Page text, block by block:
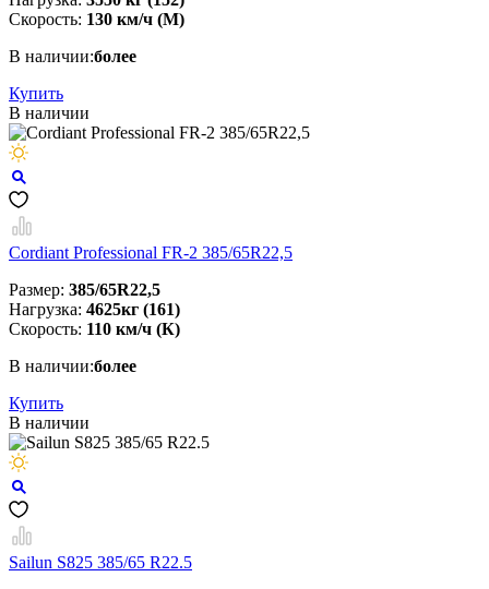
Скорость: 130 км/ч (М)
В наличии:более
Купить
В наличии
Cordiant Professional FR-2 385/65R22,5
Размер: 385/65R22,5
Нагрузка: 4625кг (161)
Скорость: 110 км/ч (К)
В наличии:более
Купить
В наличии
Sailun S825 385/65 R22.5